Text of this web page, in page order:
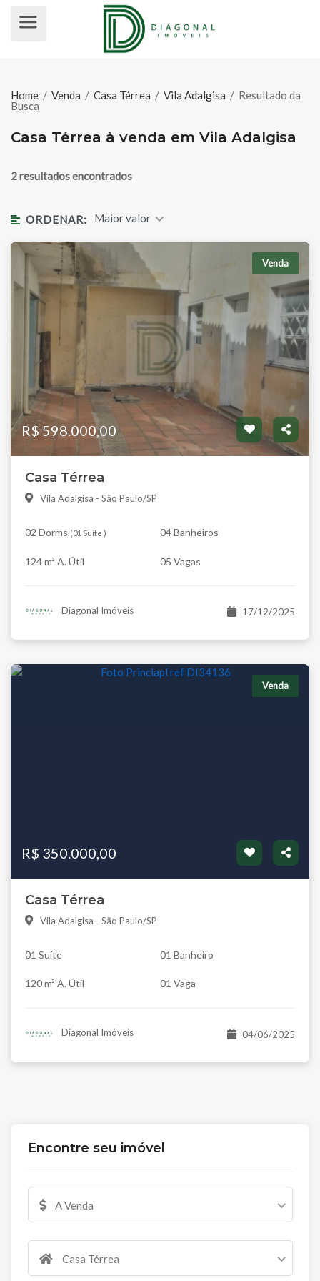
Home / Venda / Casa Térrea / Vila Adalgisa / Resultado da
Busca
Casa Térrea à venda em Vila Adalgisa
Encontre seu imóvel
A Venda
Casa Térrea
2 resultados encontrados
ORDENAR: Maior valor
Venda
R$ 598.000,00
Casa Térrea
Vila Adalgisa - São Paulo/SP
02 Dorms (01 Suíte ) 04 Banheiros
124 m² A. Útil 05 Vagas
Diagonal Imóveis 17/12/2025
Venda
R$ 350.000,00
Casa Térrea
Vila Adalgisa - São Paulo/SP
01 Suíte 01 Banheiro
120 m² A. Útil 01 Vaga
Diagonal Imóveis 04/06/2025